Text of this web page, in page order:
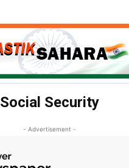
Social Security
- Advertisement -